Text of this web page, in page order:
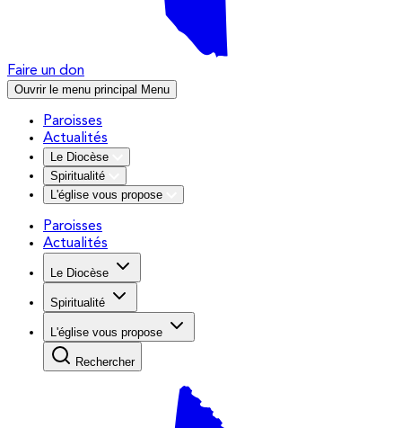
Faire un don
Ouvrir le menu principal Menu
Paroisses
Actualités
Le Diocèse
Spiritualité
L'église vous propose
Paroisses
Actualités
Le Diocèse
Spiritualité
L'église vous propose
Rechercher